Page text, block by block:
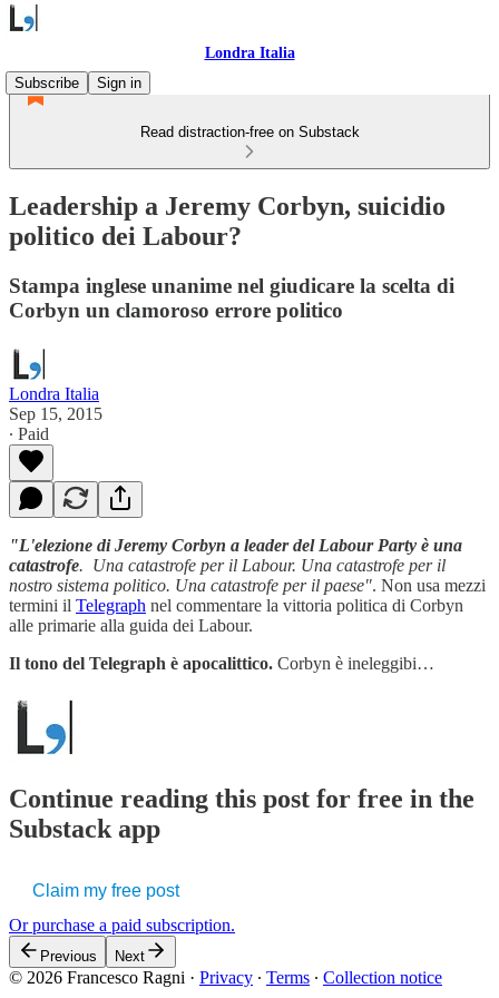
Londra Italia
Subscribe
Sign in
Read distraction-free on Substack
Leadership a Jeremy Corbyn, suicidio
politico dei Labour?
Stampa inglese unanime nel giudicare la scelta di
Corbyn un clamoroso errore politico
Londra Italia
Sep 15, 2015
∙ Paid
"L'elezione di Jeremy Corbyn a leader del Labour Party è una
catastrofe. Una catastrofe per il Labour. Una catastrofe per il
nostro sistema politico. Una catastrofe per il paese". Non usa mezzi
termini il Telegraph nel commentare la vittoria politica di Corbyn
alle primarie alla guida dei Labour.
Il tono del Telegraph è apocalittico. Corbyn è ineleggibi…
Continue reading this post for free in the
Substack app
Claim my free post
Or purchase a paid subscription.
Previous Next
© 2026 Francesco Ragni · Privacy ∙ Terms ∙ Collection notice